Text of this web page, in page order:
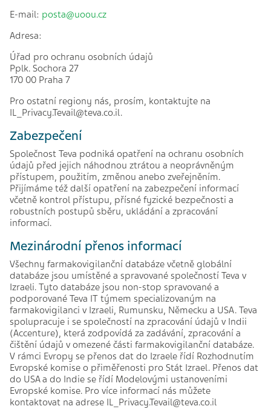
E-mail: posta@uoou.cz
Adresa:
Úřad pro ochranu osobních údajů
Pplk. Sochora 27
170 00 Praha 7
Pro ostatní regiony nás, prosím, kontaktujte na
IL_Privacy.Tevail@teva.co.il.
Zabezpečení
Společnost Teva podniká opatření na ochranu osobních
údajů před jejich náhodnou ztrátou a neoprávněným
přístupem, použitím, změnou anebo zveřejněním.
Přijímáme též další opatření na zabezpečení informací
včetně kontrol přístupu, přísné fyzické bezpečnosti a
robustních postupů sběru, ukládání a zpracování
informací.
Mezinárodní přenos informací
Všechny farmakovigilanční databáze včetně globální
databáze jsou umístěné a spravované společností Teva v
Izraeli. Tyto databáze jsou non-stop spravované a
podporované Teva IT týmem specializovaným na
farmakovigilanci v Izraeli, Rumunsku, Německu a USA. Teva
spolupracuje i se společností na zpracování údajů v Indii
(Accenture), která zodpovídá za zadávání, zpracování a
čištění údajů v omezené části farmakovigilanční databáze.
V rámci Evropy se přenos dat do Izraele řídí Rozhodnutím
Evropské komise o přiměřenosti pro Stát Izrael. Přenos dat
do USA a do Indie se řídí Modelovými ustanoveními
Evropské komise. Pro více informací nás můžete
kontaktovat na adrese IL_Privacy.Tevail@teva.co.il